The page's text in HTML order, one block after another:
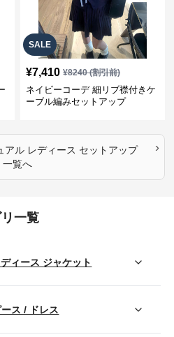
SALE
¥7,410 ¥8240(割引前)
ネイビーコーデ 細リブ襟付きケ
ーブル編みセットアップ
アル レディース セットアップ
一覧へ
›
一覧
ィース ジャケット
ス / ドレス